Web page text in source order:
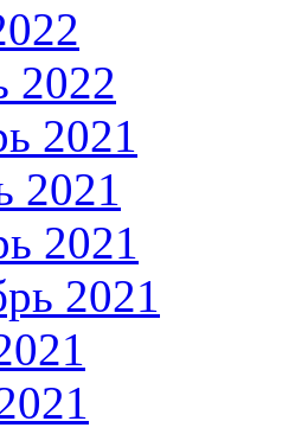
2022
2021
2021
2021
2021